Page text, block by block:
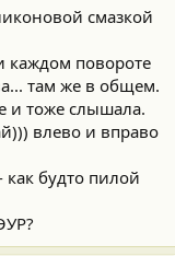
смазкой
каждом повороте
там же в общем.
и тоже слышала.
влево и вправо
будто пилой